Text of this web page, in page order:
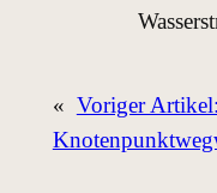
« Voriger Artikel: